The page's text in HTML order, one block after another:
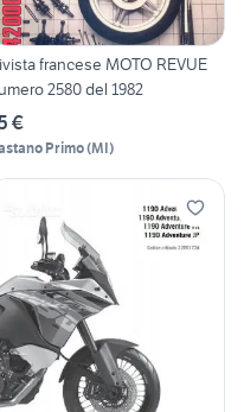
francese MOTO REVUE
2580 del 1982
€
Primo(MI)